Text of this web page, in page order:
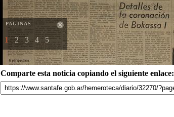
PAGINAS
1 2 3 4 5
Comparte esta noticia copiando el siguiente enlace: